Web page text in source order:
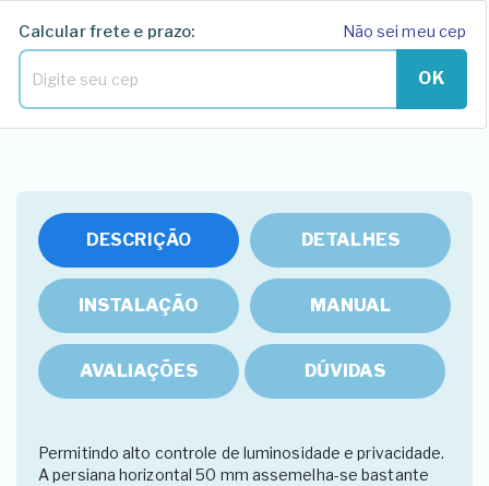
Calcular frete e prazo: Não sei meu cep
OK
DESCRIÇÃO DETALHES
INSTALAÇÃO MANUAL
AVALIAÇÕES DÚVIDAS
Permitindo alto controle de luminosidade e privacidade.
A persiana horizontal 50 mm assemelha-se bastante